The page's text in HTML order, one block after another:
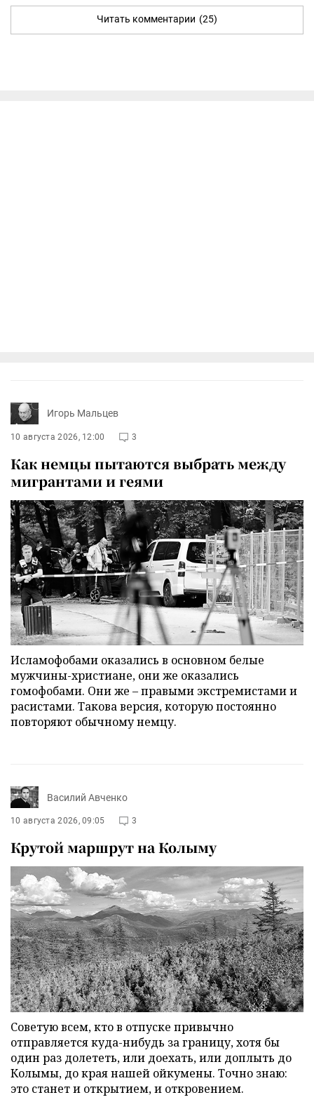
Читать комментарии (25)
Игорь Мальцев
10 августа 2026, 12:00 3
Как немцы пытаются выбрать между
мигрантами и геями
Исламофобами оказались в основном белые
мужчины-христиане, они же оказались
гомофобами. Они же – правыми экстремистами и
расистами. Такова версия, которую постоянно
повторяют обычному немцу.
Василий Авченко
10 августа 2026, 09:05 3
Крутой маршрут на Колыму
Советую всем, кто в отпуске привычно
отправляется куда-нибудь за границу, хотя бы
один раз долететь, или доехать, или доплыть до
Колымы, до края нашей ойкумены. Точно знаю:
это станет и открытием, и откровением.